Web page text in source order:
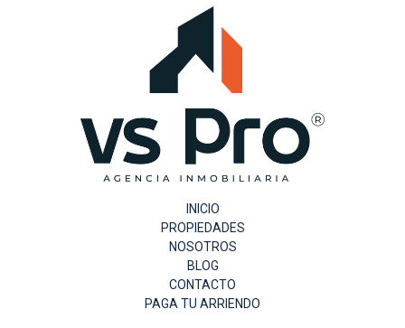
Propiedades
INICIO
PROPIEDADES
NOSOTROS
BLOG
CONTACTO
PAGA TU ARRIENDO